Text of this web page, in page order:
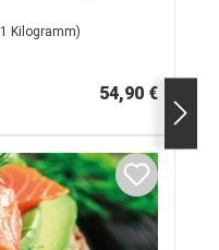
Kilogramm)
54,90 €